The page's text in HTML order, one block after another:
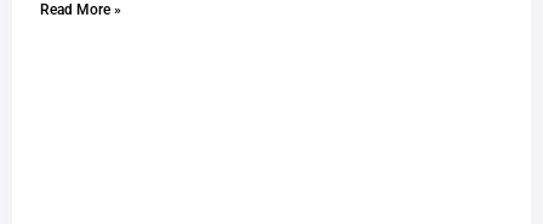
Read More »